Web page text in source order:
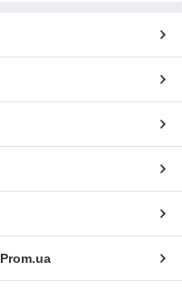
Prom.ua